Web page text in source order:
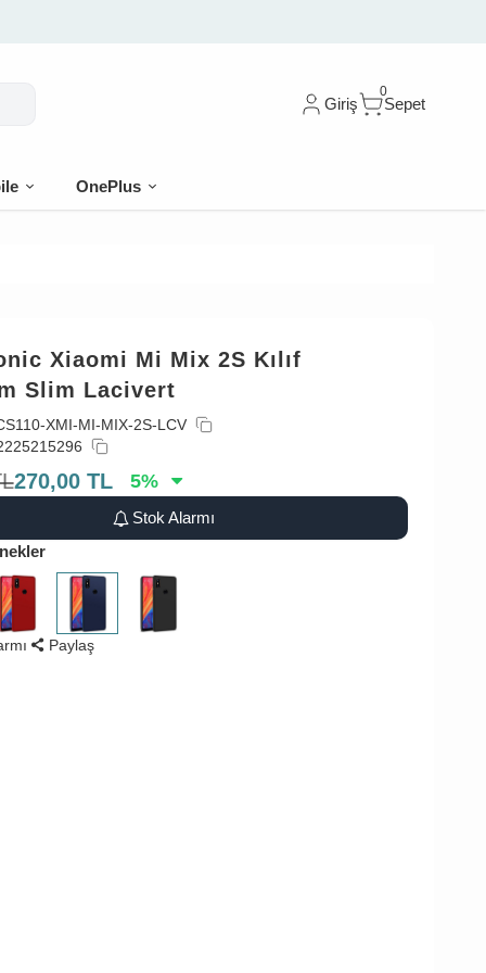
Giriş
0
Sepet
OnePlus
Xiaomi Mi Mix 2S Kılıf
Slim Lacivert
XMI-MI-MIX-2S-LCV
270,00 TL 5%
Stok Alarmı
Paylaş